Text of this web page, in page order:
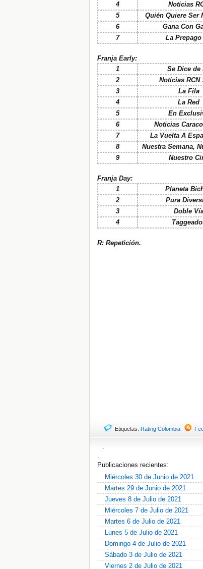
4
Noticias
5
Quién Quiere Ser
6
Gana Con
7
La Prepago
Franja Early:
1
Se Dice de
2
Noticias RCN
3
La Fila
4
La Red
5
En
6
Noticias
7
La Vuelta A
8
Nuestra Semana,
9
Nuestro
Franja Day:
1
Planeta
2
Pura
3
Doble
4
R: Repetición.
Etiquetas: Rating Colombia
.
.
Publicaciones recientes:
Miércoles 30 de Junio de 2021
Martes 29 de Junio de 2021
Jueves 8 de Julio de 2021
Miércoles 7 de Julio de 2021
Martes 6 de Julio de 2021
Lunes 5 de Julio de 2021
Domingo 4 de Julio de 2021
Sábado 3 de Julio de 2021
Viernes 2 de Julio de 2021